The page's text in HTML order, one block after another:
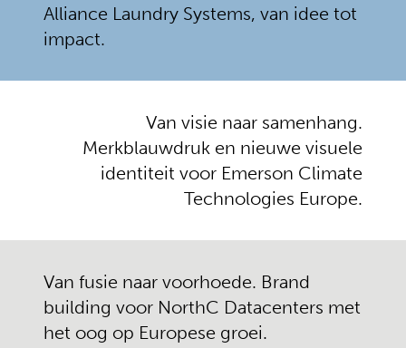
Alliance Laundry Systems, van idee tot
impact.
Van visie naar samenhang.
Merkblauwdruk en nieuwe visuele
identiteit voor Emerson Climate
Technologies Europe.
Van fusie naar voorhoede. Brand
building voor NorthC Datacenters met
het oog op Europese groei.